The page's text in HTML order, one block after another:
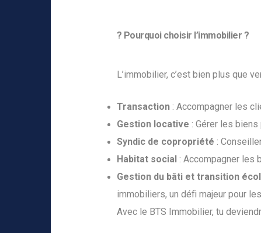
? Pourquoi choisir l’immobilier ?
L’immobilier, c’est bien plus que
Transaction: Accompagner les
Gestion locative : Gérer les
Syndic de copropriété :
Habitat social: Accompagner les
Gestion du bâti et transition
immobiliers, un défi majeur pour
Avec le BTS Immobilier, tu